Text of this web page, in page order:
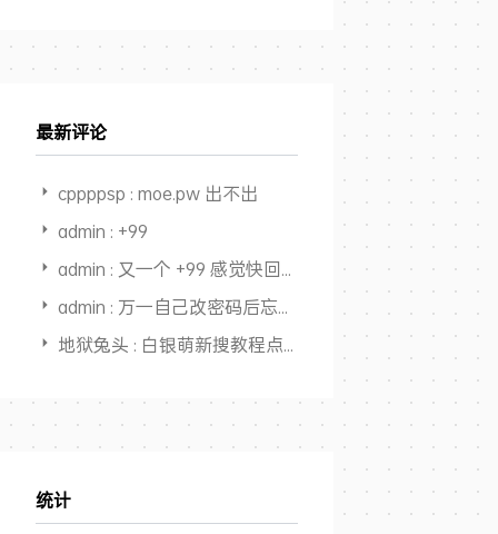
最新评论
cppppsp : moe.pw 出不出
admin : +99
admin : 又一个 +99 感觉快回本，开始赚钱了
admin : 万一自己改密码后忘了，还能从记录里面找出来，又一个用途，
地狱兔头 : 白银萌新搜教程点进来，全是干货，大佬NB👍
统计